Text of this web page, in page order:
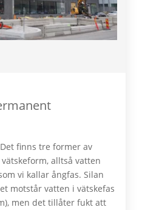
finns tre former av
alltså vatten
vi kallar ångfas. Silan
motstår vatten i vätskefas
men det tillåter fukt att